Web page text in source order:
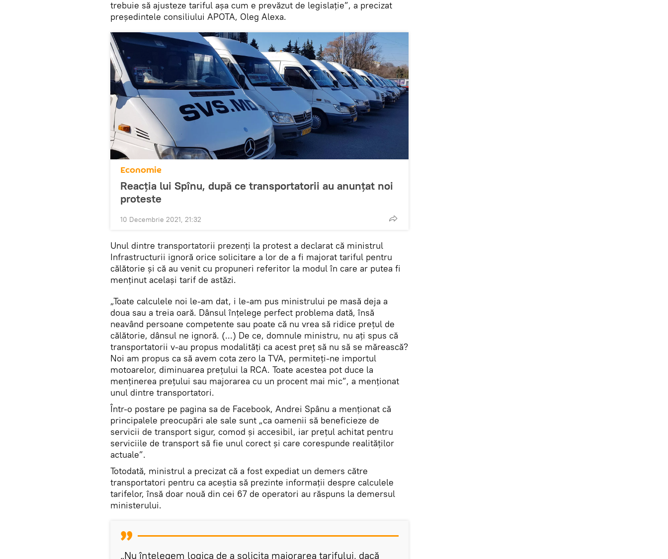
trebuie să ajusteze tariful așa cum e prevăzut de legislație”, a precizat
președintele consiliului APOTA, Oleg Alexa.
Economie
Reacția lui Spînu, după ce transportatorii au anunțat noi
proteste
10 Decembrie 2021, 21:32
Unul dintre transportatorii prezenți la protest a declarat că ministrul
Infrastructurii ignoră orice solicitare a lor de a fi majorat tariful pentru
călătorie și că au venit cu propuneri referitor la modul în care ar putea fi
menținut același tarif de astăzi.
„Toate calculele noi le-am dat, i le-am pus ministrului pe masă deja a
doua sau a treia oară. Dânsul înțelege perfect problema dată, însă
neavând persoane competente sau poate că nu vrea să ridice prețul de
călătorie, dânsul ne ignoră. (...) De ce, domnule ministru, nu ați spus că
transportatorii v-au propus modalități ca acest preț să nu să se mărească?
Noi am propus ca să avem cota zero la TVA, permiteți-ne importul
motoarelor, diminuarea prețului la RCA. Toate acestea pot duce la
menținerea prețului sau majorarea cu un procent mai mic”, a menționat
unul dintre transportatori.
Într-o postare pe pagina sa de Facebook, Andrei Spânu a menționat că
principalele preocupări ale sale sunt „ca oamenii să beneficieze de
servicii de transport sigur, comod și accesibil, iar prețul achitat pentru
serviciile de transport să fie unul corect și care corespunde realităților
actuale”.
Totodată, ministrul a precizat că a fost expediat un demers către
transportatori pentru ca aceștia să prezinte informații despre calculele
tarifelor, însă doar nouă din cei 67 de operatori au răspuns la demersul
ministerului.
„Nu înțelegem logica de a solicita majorarea tarifului, dacă